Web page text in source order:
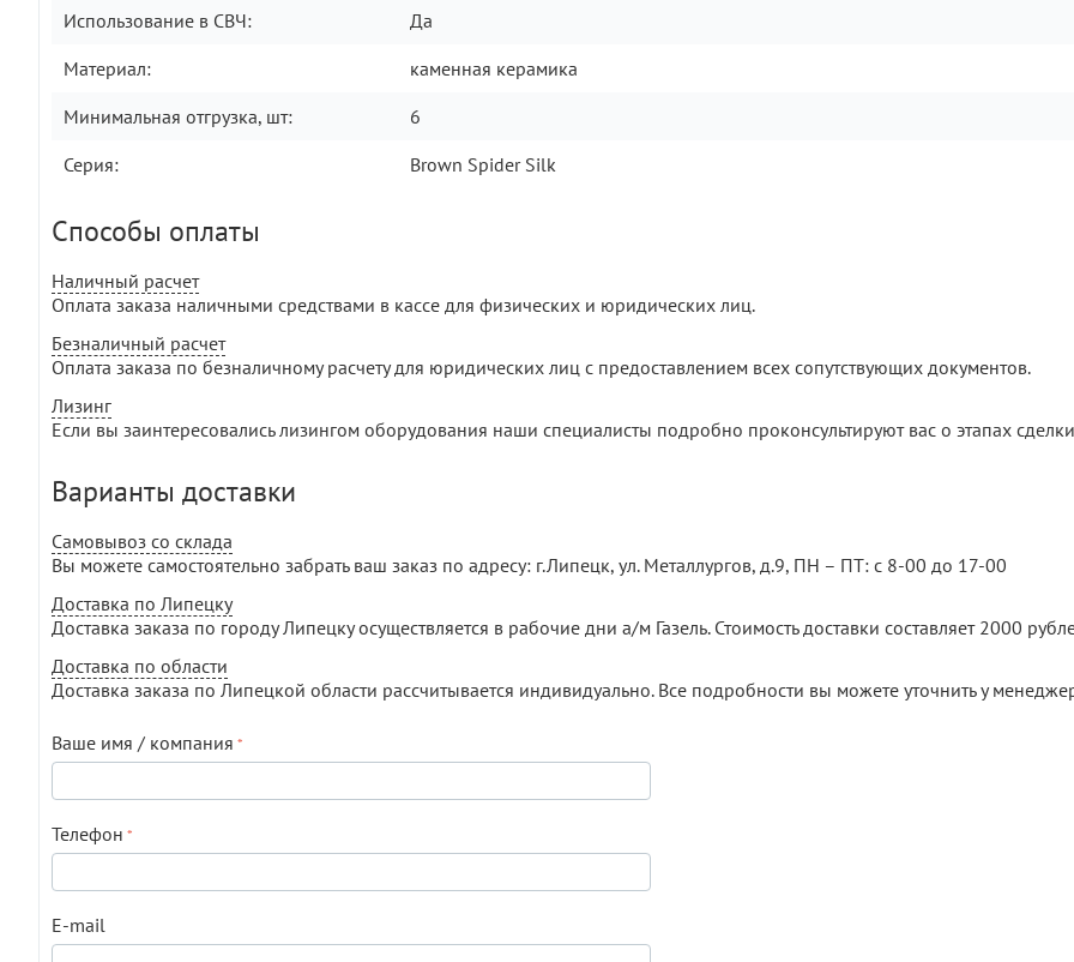
Использование в СВЧ:
Да
Материал:
каменная керамика
Минимальная отгрузка, шт:
6
Серия:
Brown Spider Silk
Способы оплаты
Наличный расчет
Оплата заказа наличными средствами в кассе для физических и юридических лиц.
Безналичный расчет
Оплата заказа по безналичному расчету для юридических лиц с предоставлением всех сопутствующих документов.
Лизинг
Если вы заинтересовались лизингом оборудования наши специалисты подробно проконсультируют вас о этапах
Варианты доставки
Самовывоз со склада
Вы можете самостоятельно забрать ваш заказ по адресу: г.Липецк, ул. Металлургов, д.9, ПН – ПТ: с 8-00 до 17-00
Доставка по Липецку
Доставка заказа по городу Липецку осуществляется в рабочие дни а/м Газель. Стоимость доставки составляет 2000
Доставка по области
Доставка заказа по Липецкой области рассчитывается индивидуально. Все подробности вы можете уточнить у
Ваше имя / компания
Телефон
E-mail